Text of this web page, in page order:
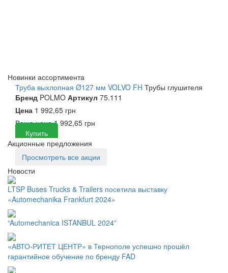
Новинки ассортимента
Труба выхлопная Ø127 мм VOLVO FH Трубы глушителя
Бренд POLMO Артикул 75.111
Цена 1 992,65 грн
Ваша цена 1 992,65 грн
Купить
Акционные предложения
Просмотреть все акции
Новости
LTSP Buses Trucks & Trailers посетила выставку
«Automechanika Frankfurt 2024»
“Automechanica ISTANBUL 2024”
«АВТО-РИТЕТ ЦЕНТР» в Тернополе успешно прошёл
гарантийное обучение по бренду FAD